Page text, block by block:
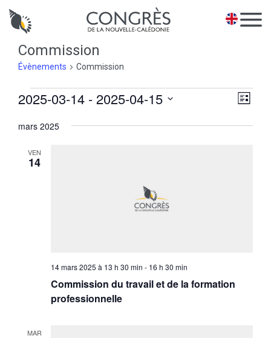
EN
Commission
Évènements Commission
Évènements
vues
Liste
2025-03-14 - 2025-04-15
une
mars 2025
VEN
14
Commission du travail et de la formation
professionnelle
14 mars 2025 à 13 h 30 min - 16 h 30 min
MAR
Panneau de gestion des cookies